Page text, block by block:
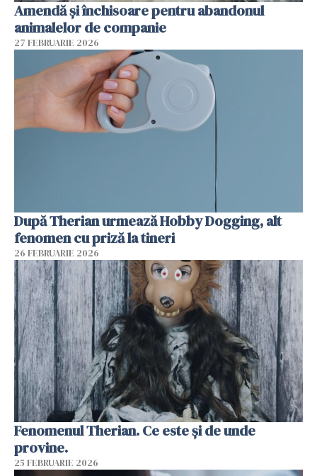
Amendă și închisoare pentru abandonul
animalelor de companie
27 FEBRUARIE 2026
După Therian urmează Hobby Dogging, alt
fenomen cu priză la tineri
26 FEBRUARIE 2026
Fenomenul Therian. Ce este și de unde
provine.
25 FEBRUARIE 2026